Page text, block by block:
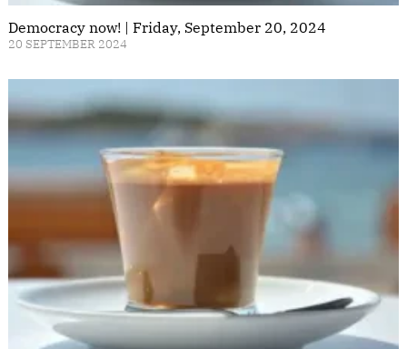
Democracy now! | Friday, September 20, 2024
20 SEPTEMBER 2024